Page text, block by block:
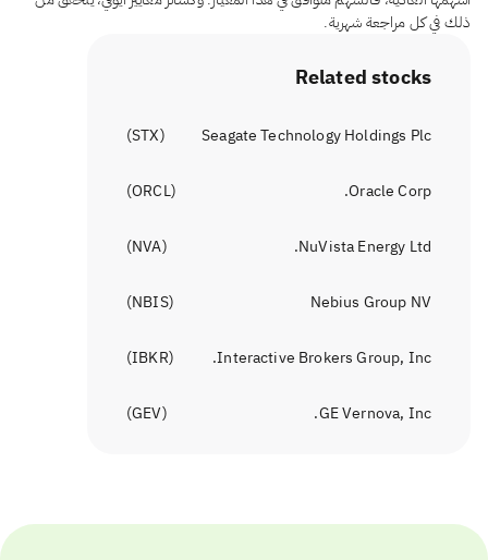
ذلك في كل مراجعة شهرية.
Related stocks
Seagate Technology Holdings Plc
(
STX
)
Oracle Corp.
(
ORCL
)
NuVista Energy Ltd.
(
NVA
)
Nebius Group NV
(
NBIS
)
Interactive Brokers Group, Inc.
(
IBKR
)
GE Vernova, Inc.
(
GEV
)